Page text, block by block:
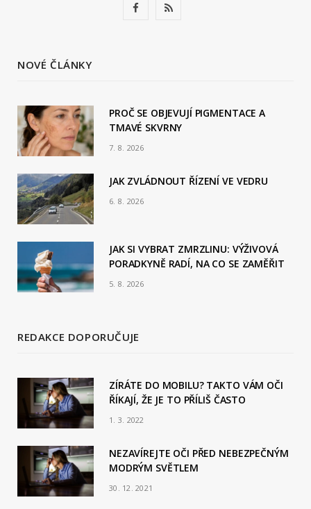
b
o
k
R
NOVÉ ČLÁNKY
PROČ SE OBJEVUJÍ PIGMENTACE A
TMAVÉ SKVRNY
7. 8. 2026
JAK ZVLÁDNOUT ŘÍZENÍ VE VEDRU
6. 8. 2026
JAK SI VYBRAT ZMRZLINU: VÝŽIVOVÁ
PORADKYNĚ RADÍ, NA CO SE ZAMĚŘIT
5. 8. 2026
REDAKCE DOPORUČUJE
ZÍRÁTE DO MOBILU? TAKTO VÁM OČI
ŘÍKAJÍ, ŽE JE TO PŘÍLIŠ ČASTO
1. 3. 2022
NEZAVÍREJTE OČI PŘED NEBEZPEČNÝM
MODRÝM SVĚTLEM
30. 12. 2021